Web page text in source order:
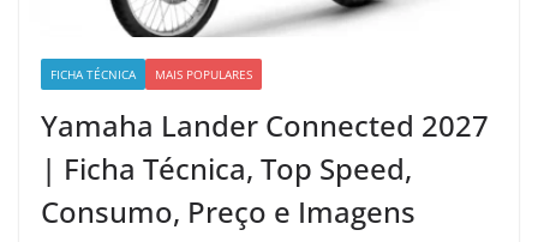
FICHA TÉCNICA MAIS POPULARES
Yamaha Lander Connected 2027
| Ficha Técnica, Top Speed,
Consumo, Preço e Imagens